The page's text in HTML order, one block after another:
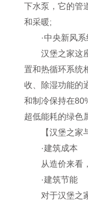
下水泵，它的管
和采暖;
·中央新风系
汉堡之家这座
置和热循环系统
收、除湿功能的
和制冷保持在
超低能耗的绿色
【汉堡之家与
·建筑成本
从造价来看，
·建筑节能
对于汉堡之家